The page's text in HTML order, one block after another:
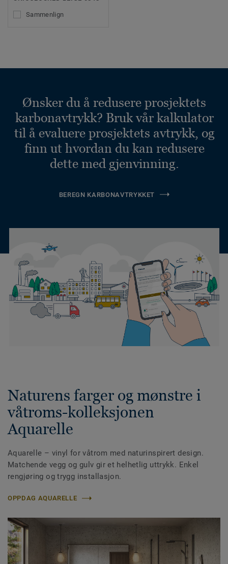
Sammenlign
Ønsker du å redusere prosjektets
karbonavtrykk? Bruk vår kalkulator
til å evaluere prosjektets avtrykk, og
finn ut hvordan du kan redusere
dette med gjenvinning.
BEREGN KARBONAVTRYKKET
Naturens farger og mønstre i
våtroms-kolleksjonen
Aquarelle
Aquarelle – vinyl for våtrom med naturinspirert design.
Matchende vegg og gulv gir et helhetlig uttrykk. Enkel
rengjøring og trygg installasjon.
OPPDAG AQUARELLE